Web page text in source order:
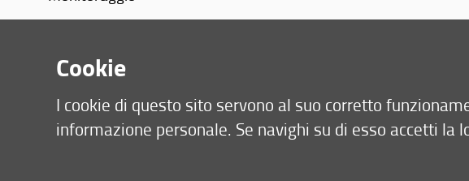
Cookie
I cookie di questo sito servono al suo corretto
informazione personale. Se navighi su di esso accetti la